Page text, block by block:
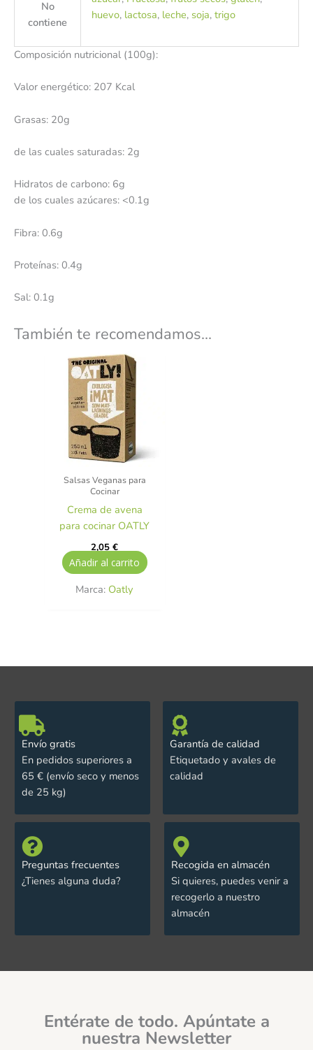
No
contiene
huevo, lactosa, leche, soja, trigo
Composición nutricional (100g):
Valor energético: 207 Kcal
Grasas: 20g
de las cuales saturadas: 2g
Hidratos de carbono: 6g
de los cuales azúcares: <0.1g
Fibra: 0.6g
Proteínas: 0.4g
Sal: 0.1g
También te recomendamos…
Salsas Veganas para
Cocinar
Crema de avena
para cocinar OATLY
2,05€
Añadir al carrito
Marca: Oatly
Envío gratis
En pedidos superiores a
65 € (envío seco y menos
de 25 kg)
Garantía de calidad
Etiquetado y avales de
calidad
Preguntas frecuentes
¿Tienes alguna duda?
Recogida en almacén
Si quieres, puedes venir a
recogerlo a nuestro
almacén
Entérate de todo. Apúntate a
nuestra Newsletter